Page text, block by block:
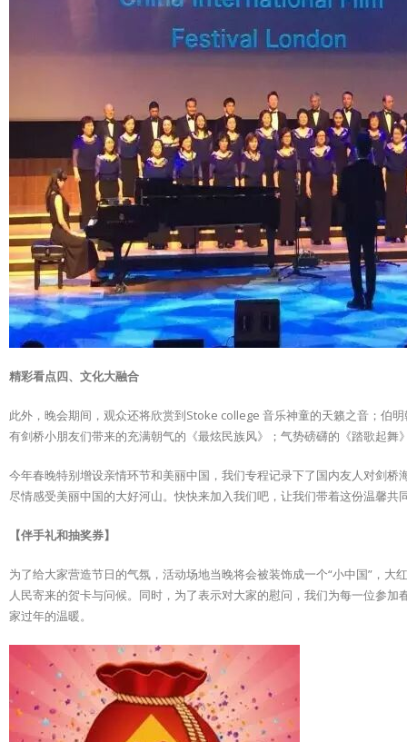
精彩看点四、文化大融合
此外，晚会期间，观众还将欣赏到Stoke college 音乐神童的天籁之音；伯
有剑桥小朋友们带来的充满朝气的《最炫民族风》；气势磅礴的《踏歌起
今年春晚特别增设亲情环节和美丽中国，我们专程记录下了国内友人对剑
尽情感受美丽中国的大好河山。快快来加入我们吧，让我们带着这份温馨共
【伴手礼和抽奖券】
为了给大家营造节日的气氛，活动场地当晚将会被装饰成一个“小中国”，
人民寄来的贺卡与问候。同时，为了表示对大家的慰问，我们为每一位参
家过年的温暖。